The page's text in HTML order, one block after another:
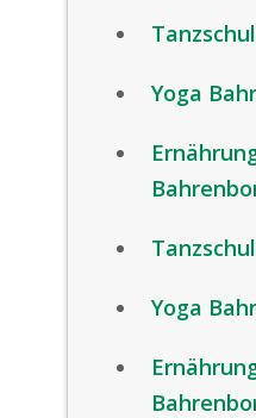
Yoga
Yoga